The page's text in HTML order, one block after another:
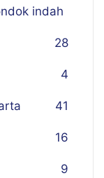
indah
28
4
41
16
9